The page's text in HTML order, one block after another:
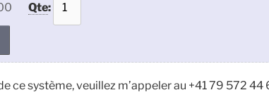
Qte:
ce système, veuillez m’appeler au +41 79 572